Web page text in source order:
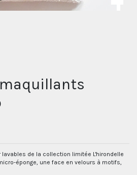
de la collection limitée L'hirondelle
éponge, une face en velours à motifs,